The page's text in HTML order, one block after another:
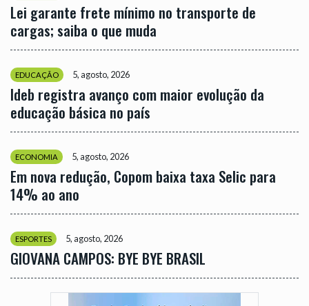
Lei garante frete mínimo no transporte de
cargas; saiba o que muda
EDUCAÇÃO 5, agosto, 2026
Ideb registra avanço com maior evolução da
educação básica no país
ECONOMIA 5, agosto, 2026
Em nova redução, Copom baixa taxa Selic para
14% ao ano
ESPORTES 5, agosto, 2026
GIOVANA CAMPOS: BYE BYE BRASIL